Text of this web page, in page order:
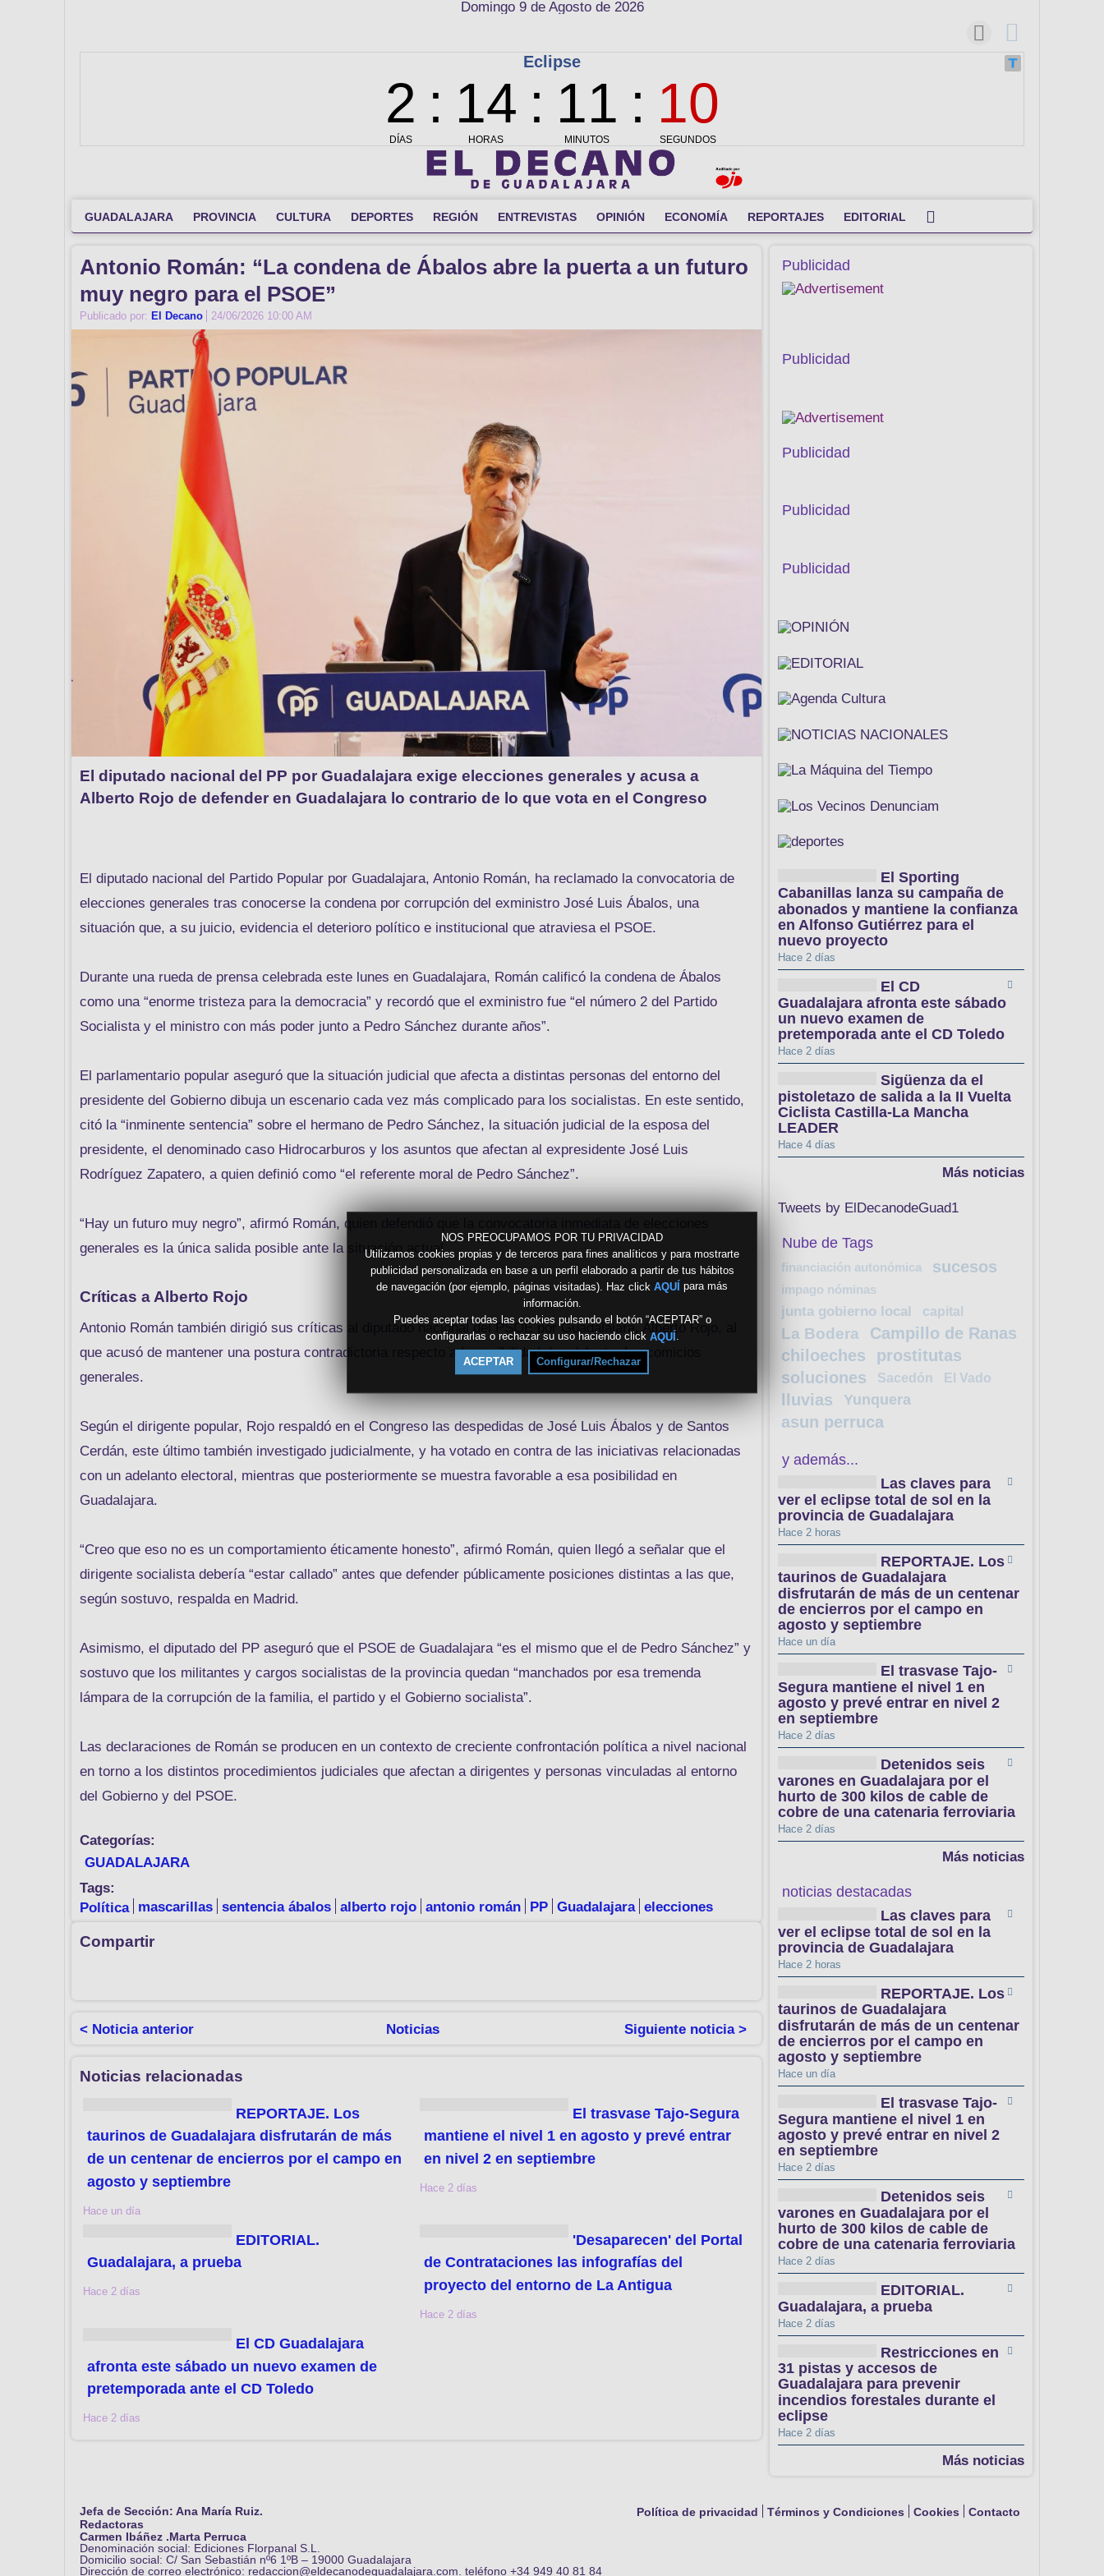
NOS PREOCUPAMOS POR TU PRIVACIDAD
Utilizamos cookies propias y de terceros para fines analíticos y para mostrarte
publicidad personalizada en base a un perfil elaborado a partir de tus hábitos
de navegación (por ejemplo, páginas visitadas). Haz click AQUÍ para más
información.
Puedes aceptar todas las cookies pulsando el botón “ACEPTAR” o
configurarlas o rechazar su uso haciendo click AQUÍ
ACEPTAR Configurar/Rechazar
Domingo 9 de Agosto de 2026
GUADALAJARA PROVINCIA CULTURA DEPORTES REGIÓN ENTREVISTAS OPINIÓN ECONOMÍA REPORTAJES EDITORIAL
Antonio Román: “La condena de Ábalos abre la puerta a un futuro
muy negro para el PSOE”
Publicado por: El Decano 24/06/2026 10:00 AM
El diputado nacional del PP por Guadalajara exige elecciones generales y acusa a
Alberto Rojo de defender en Guadalajara lo contrario de lo que vota en el Congreso
El diputado nacional del Partido Popular por Guadalajara, Antonio Román, ha reclamado la convocatoria de
elecciones generales tras conocerse la condena por corrupción del exministro José Luis Ábalos, una
situación que, a su juicio, evidencia el deterioro político e institucional que atraviesa el PSOE.
Durante una rueda de prensa celebrada este lunes en Guadalajara, Román calificó la condena de Ábalos
como una “enorme tristeza para la democracia” y recordó que el exministro fue “el número 2 del Partido
Socialista y el ministro con más poder junto a Pedro Sánchez durante años”.
El parlamentario popular aseguró que la situación judicial que afecta a distintas personas del entorno del
presidente del Gobierno dibuja un escenario cada vez más complicado para los socialistas. En este sentido,
citó la “inminente sentencia” sobre el hermano de Pedro Sánchez, la situación judicial de la esposa del
presidente, el denominado caso Hidrocarburos y los asuntos que afectan al expresidente José Luis
Rodríguez Zapatero, a quien definió como “el referente moral de Pedro Sánchez”.
“Hay un futuro muy negro”, afirmó Román, quien defendió que la convocatoria inmediata de elecciones
generales es la única salida posible ante la situación actual.
Críticas a Alberto Rojo
Antonio Román también dirigió sus críticas al diputado nacional del PSOE por Guadalajara, Alberto Rojo, al
que acusó de mantener una postura contradictoria respecto a la posibilidad de adelantar los comicios
generales.
Según el dirigente popular, Rojo respaldó en el Congreso las despedidas de José Luis Ábalos y de Santos
Cerdán, este último también investigado judicialmente, y ha votado en contra de las iniciativas relacionadas
con un adelanto electoral, mientras que posteriormente se muestra favorable a esa posibilidad en
Guadalajara.
“Creo que eso no es un comportamiento éticamente honesto”, afirmó Román, quien llegó a señalar que el
dirigente socialista debería “estar callado” antes que defender públicamente posiciones distintas a las que,
según sostuvo, respalda en Madrid.
Asimismo, el diputado del PP aseguró que el PSOE de Guadalajara “es el mismo que el de Pedro Sánchez” y
sostuvo que los militantes y cargos socialistas de la provincia quedan “manchados por esa tremenda
lámpara de la corrupción de la familia, el partido y el Gobierno socialista”.
Las declaraciones de Román se producen en un contexto de creciente confrontación política a nivel nacional
en torno a los distintos procedimientos judiciales que afectan a dirigentes y personas vinculadas al entorno
del Gobierno y del PSOE.
Categorías:
GUADALAJARA
Tags:
Política
mascarillas sentencia ábalos alberto rojo antonio román PP Guadalajara elecciones
Compartir
< Noticia anterior Noticias Siguiente noticia >
Noticias relacionadas
REPORTAJE. Los
taurinos de Guadalajara disfrutarán de más
de un centenar de encierros por el campo en
agosto y septiembre
Hace un día
El trasvase Tajo-Segura
mantiene el nivel 1 en agosto y prevé entrar
en nivel 2 en septiembre
Hace 2 días
EDITORIAL.
Guadalajara, a prueba
Hace 2 días
'Desaparecen' del Portal
de Contrataciones las infografías del
proyecto del entorno de La Antigua
Hace 2 días
El CD Guadalajara
afronta este sábado un nuevo examen de
pretemporada ante el CD Toledo
Hace 2 días
Publicidad
Publicidad
Publicidad
Publicidad
Publicidad
El Sporting
Cabanillas lanza su campaña de
abonados y mantiene la confianza
en Alfonso Gutiérrez para el
nuevo proyecto
Hace 2 días
El CD
Guadalajara afronta este sábado
un nuevo examen de
pretemporada ante el CD Toledo
Hace 2 días
Sigüenza da el
pistoletazo de salida a la II Vuelta
Ciclista Castilla-La Mancha
LEADER
Hace 4 días
Más noticias
Tweets by ElDecanodeGuad1
Nube de Tags
financiación autonómica sucesos
impago nóminas
junta gobierno local capital
La Bodera
Campillo de Ranas
chiloeches
prostitutas
soluciones
Sacedón El Vado
lluvias Yunquera
asun perruca
y además...
Las claves para
ver el eclipse total de sol en la
provincia de Guadalajara
Hace 2 horas
REPORTAJE. Los
taurinos de Guadalajara
disfrutarán de más de un centenar
de encierros por el campo en
agosto y septiembre
Hace un día
El trasvase Tajo-
Segura mantiene el nivel 1 en
agosto y prevé entrar en nivel 2
en septiembre
Hace 2 días
Detenidos seis
varones en Guadalajara por el
hurto de 300 kilos de cable de
cobre de una catenaria ferroviaria
Hace 2 días
Más noticias
noticias destacadas
Las claves para
ver el eclipse total de sol en la
provincia de Guadalajara
Hace 2 horas
REPORTAJE. Los
taurinos de Guadalajara
disfrutarán de más de un centenar
de encierros por el campo en
agosto y septiembre
Hace un día
El trasvase Tajo-
Segura mantiene el nivel 1 en
agosto y prevé entrar en nivel 2
en septiembre
Hace 2 días
Detenidos seis
varones en Guadalajara por el
hurto de 300 kilos de cable de
cobre de una catenaria ferroviaria
Hace 2 días
EDITORIAL.
Guadalajara, a prueba
Hace 2 días
Restricciones en
31 pistas y accesos de
Guadalajara para prevenir
incendios forestales durante el
eclipse
Hace 2 días
Más noticias
Política de privacidad Términos y Condiciones Cookies Contacto
Jefa de Sección: Ana María Ruiz.
Redactoras
Carmen Ibáñez .Marta Perruca
Denominación social: Ediciones Florpanal S.L.
Domicilio social: C/ San Sebastián nº6 1ºB – 19000 Guadalajara
Dirección de correo electrónico: redaccion@eldecanodeguadalajara.com. teléfono +34 949 40 81 84